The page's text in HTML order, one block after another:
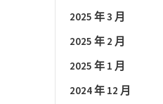
2025 年 3 月
2025 年 2 月
2025 年 1 月
2024 年 12 月